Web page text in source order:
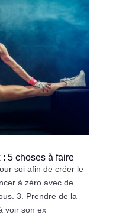
5 choses à faire
soi afin de créer le
à zéro avec de
3. Prendre de la
voir son ex